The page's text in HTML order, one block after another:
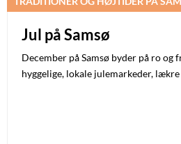
Jul på Samsø
December på Samsø byder på ro og
hyggelige, lokale julemarkeder,